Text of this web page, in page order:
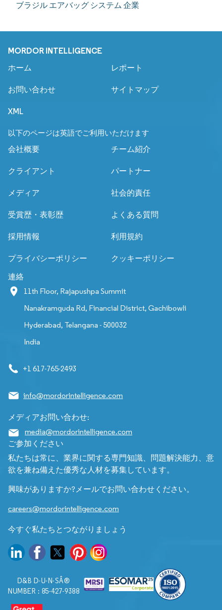
ブラジル エアバッグ システム 企業
MORDOR INTELLIGENCE
ホーム レポート
お問い合わせ サイトマップ
XML
以下のページは英語でご利用いただけます
会社概要
チーム紹介
クライアント パートナー
メディア 社会的責任
受賞歴・表彰歴 よくある質問
採用情報 利用規約
プライバシーポリシー クッキーポリシー
連絡
11th Floor, Rajapushpa Summit
Nanakramguda Rd, Financial District, Gachibowli
Hyderabad, Telangana - 500032
India
+1 617-765-2493
info@mordorintelligence.com
メディアお問い合わせ:
media@mordorintelligence.com
ご参加ください
私たちは常に、業界に関する専門知識、問題解決能力、意
欲を兼ね備えた優秀な人材を募集しています。
興味がありますか?メールでお問い合わせください。
careers@mordorintelligence.com
今すぐ私たちとつながりましょう
D&B D-U-N-SÂ®
NUMBER : 85-427-9388